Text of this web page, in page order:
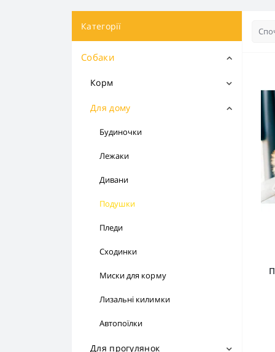
Категорії
Собаки
Корм
Сухий корм
Вологий корм
Консерви
Ласощі
Для дому
Будиночки
Лежаки
Дивани
Подушки
Пледи
Сходинки
Миски для корму
Лизальні килимки
Автопоїлки
Для прогулянок